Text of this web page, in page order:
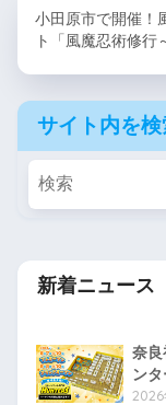
小田原市で開催！
ト「風魔忍術修行
サイト内を検
新着ニュース
奈良
ン